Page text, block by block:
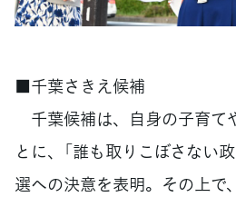
■千葉さきえ候補
千葉候補は、自身の子育て
とに、「誰も取りこぼさない
選への決意を表明。その上で